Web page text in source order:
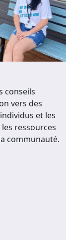
conseils
vers des
et les
ressources
communauté.